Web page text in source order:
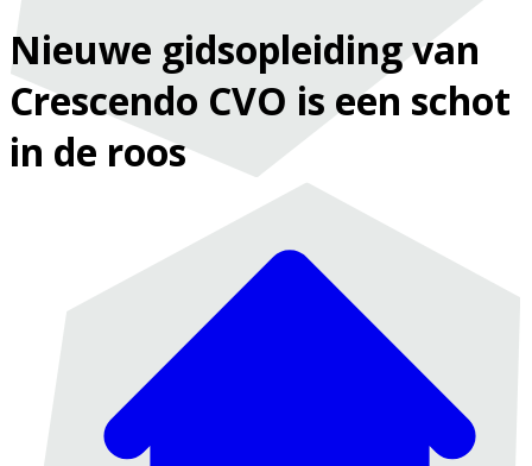
Nieuwe gidsopleiding van
Crescendo CVO is een schot
in de roos